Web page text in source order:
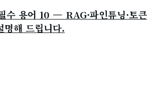
수 용어 10 — RAG·파인튜닝·토큰
명해 드립니다.